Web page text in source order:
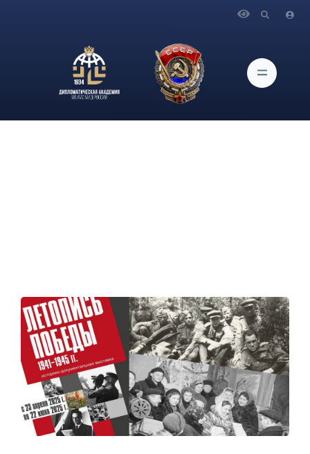
историко-документальной выставке «Летопись Победы»,
посвященной советской журналистике в годы Великой
Отечественной войны